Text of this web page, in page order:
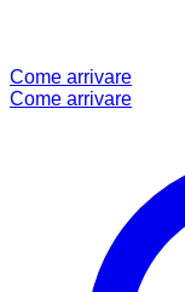
Come arrivare
Come arrivare